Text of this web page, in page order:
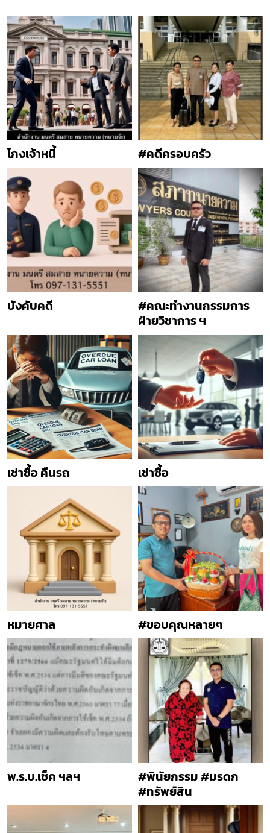
โกงเจ้าหนี้ #คดีครอบครัว
บังคับคดี
#คณะทำงานกรรมการ
ฝ่ายวิชาการ ฯ
เช่าซื้อ คืนรถ เช่าซื้อ
หมายศาล #ขอบคุณหลายๆ
พ.ร.บ.เช็ค ฯลฯ
#พินัยกรรม #มรดก
#ทรัพย์สิน